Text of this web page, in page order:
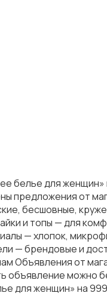
белье для женщин»
предложения от
бесшовные,
и топы — для
— хлопок,
— брендовые и
Объявления от
объявление можно
для женщин» на